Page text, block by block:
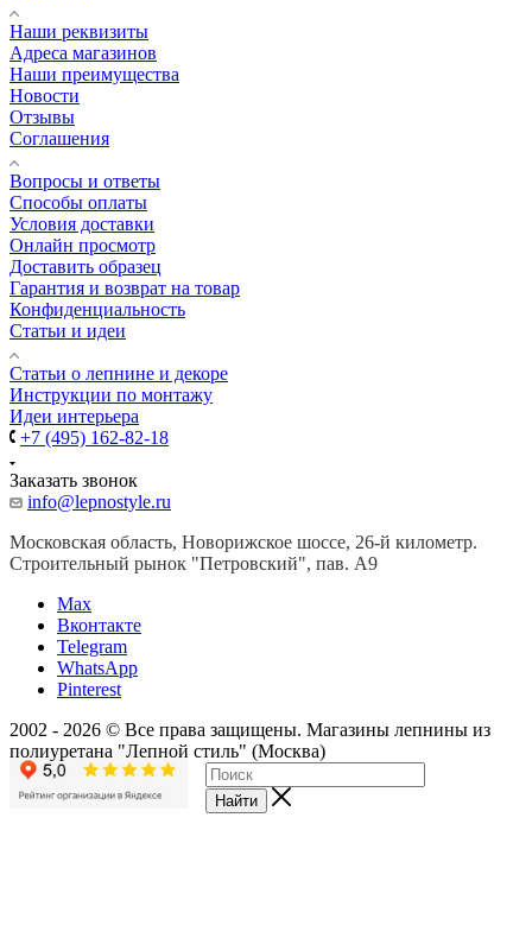
Наши реквизиты
Адреса магазинов
Наши преимущества
Новости
Отзывы
Соглашения
Вопросы и ответы
Способы оплаты
Условия доставки
Онлайн просмотр
Доставить образец
Гарантия и возврат на товар
Конфиденциальность
Статьи и идеи
Cтатьи о лепнине и декоре
Инструкции по монтажу
Идеи интерьера
+7 (495) 162-82-18
Заказать звонок
info@lepnostyle.ru
Московская область, Новорижское шоссе, 26-й километр.
Строительный рынок "Петровский", пав. А9
Мах
Вконтакте
Telegram
WhatsApp
Pinterest
2002 - 2026 © Все права защищены. Магазины лепнины из
полиуретана "Лепной стиль" (Москва)
Найти